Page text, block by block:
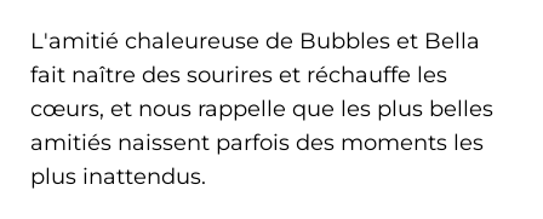
L'amitié chaleureuse de Bubbles et Bella
fait naître des sourires et réchauffe les
cœurs, et nous rappelle que les plus belles
amitiés naissent parfois des moments les
plus inattendus.